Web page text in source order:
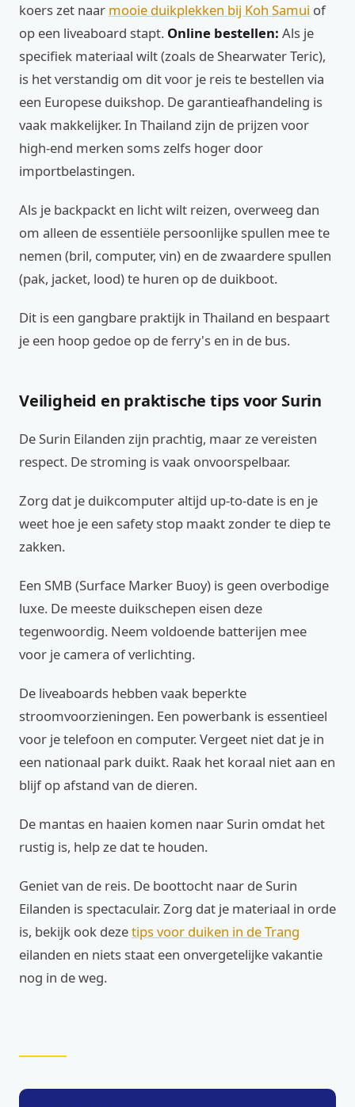
koers zet naar mooie duikplekken bij Koh Samui of
op een liveaboard stapt. Online bestellen: Als je
specifiek materiaal wilt (zoals de Shearwater Teric),
is het verstandig om dit voor je reis te bestellen via
een Europese duikshop. De garantieafhandeling is
vaak makkelijker. In Thailand zijn de prijzen voor
high-end merken soms zelfs hoger door
importbelastingen.
Als je backpackt en licht wilt reizen, overweeg dan
om alleen de essentiële persoonlijke spullen mee te
nemen (bril, computer, vin) en de zwaardere spullen
(pak, jacket, lood) te huren op de duikboot.
Dit is een gangbare praktijk in Thailand en bespaart
je een hoop gedoe op de ferry's en in de bus.
Veiligheid en praktische tips voor Surin
De Surin Eilanden zijn prachtig, maar ze vereisten
respect. De stroming is vaak onvoorspelbaar.
Zorg dat je duikcomputer altijd up-to-date is en je
weet hoe je een safety stop maakt zonder te diep te
zakken.
Een SMB (Surface Marker Buoy) is geen overbodige
luxe. De meeste duikschepen eisen deze
tegenwoordig. Neem voldoende batterijen mee
voor je camera of verlichting.
De liveaboards hebben vaak beperkte
stroomvoorzieningen. Een powerbank is essentieel
voor je telefoon en computer. Vergeet niet dat je in
een nationaal park duikt. Raak het koraal niet aan en
blijf op afstand van de dieren.
De mantas en haaien komen naar Surin omdat het
rustig is, help ze dat te houden.
Geniet van de reis. De boottocht naar de Surin
Eilanden is spectaculair. Zorg dat je materiaal in orde
is, bekijk ook dezetips voor duiken in de Trang
eilanden en niets staat een onvergetelijke vakantie
nog in de weg.